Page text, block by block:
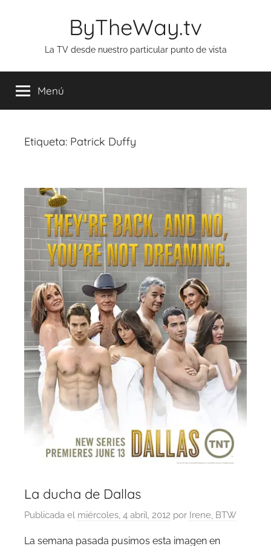
ByTheWay.tv
La TV desde nuestro particular punto de vista
Menú
Etiqueta: Patrick Duffy
La ducha de Dallas
Publicada el miércoles, 4 abril, 2012 por Irene, BTW
La semana pasada pusimos esta imagen en